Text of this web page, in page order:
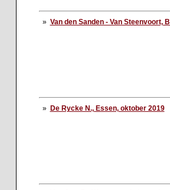
» Van den Sanden - Van Steenvoort,
» De Rycke N., Essen, oktober 2019